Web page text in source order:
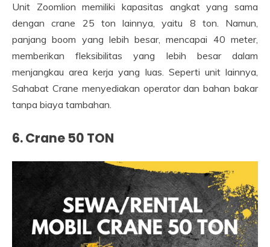
Unit Zoomlion memiliki kapasitas angkat yang sama
dengan crane 25 ton lainnya, yaitu 8 ton. Namun,
panjang boom yang lebih besar, mencapai 40 meter,
memberikan fleksibilitas yang lebih besar dalam
menjangkau area kerja yang luas. Seperti unit lainnya,
Sahabat Crane menyediakan operator dan bahan bakar
tanpa biaya tambahan.
6. Crane 50 TON